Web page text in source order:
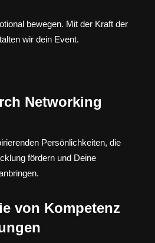
bewegen. Mit der Kraft der
wir dein Event.
Networking
Persönlichkeiten, die
fördern und Deine
von Kompetenz